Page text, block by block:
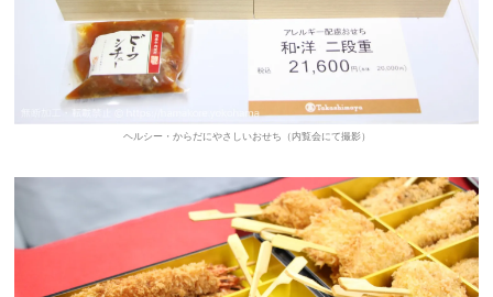
ヘルシー・からだにやさしいおせち（内覧会にて撮影）